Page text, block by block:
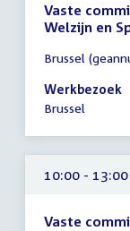
Vaste
Welzijn en
vergadering
09:00
-
uur
Brussel
Werkbezoek
Brussel
10:00 -
Vaste